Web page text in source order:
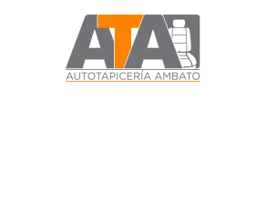
contenido